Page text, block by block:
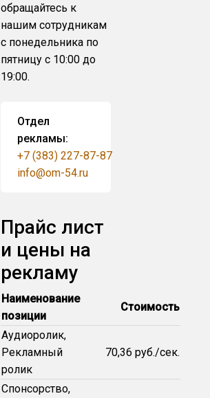
обращайтесь к
нашим сотрудникам
с понедельника по
пятницу с 10:00 до
19:00.
Отдел
рекламы:
+7 (383) 227-87-87
info@om-54.ru
Прайс лист
и цены на
рекламу
Наименование
позиции
Стоимость
Аудиоролик,
Рекламный
ролик
70,36 руб./сек.
Спонсорство,